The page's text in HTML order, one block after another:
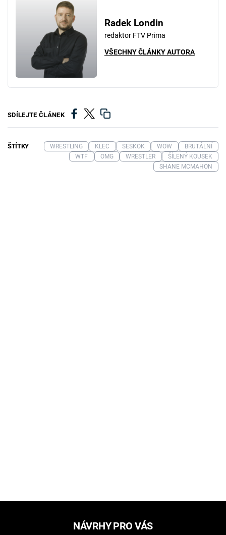
Radek Londin
redaktor FTV Prima
VŠECHNY ČLÁNKY AUTORA
SDÍLEJTE ČLÁNEK
ŠTÍTKY WRESTLING KLEC SESKOK WOW
BRUTÁLNÍ
WTF
OMG WRESTLER
ŠÍLENÝ KOUSEK
SHANE MCMAHON
NÁVRHY PRO VÁS